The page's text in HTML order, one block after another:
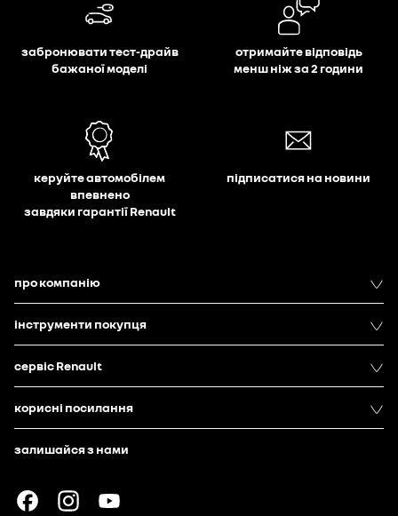
забронювати тест-драйв
бажаної моделі
отримайте відповідь
менш ніж за 2 години
керуйте автомобілем
впевнено
завдяки гарантії Renault
підписатися на новини
про компанію
інструменти покупця
сервіс Renault
корисні посилання
залишайся з нами